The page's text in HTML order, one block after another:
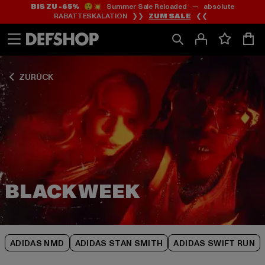
Zum
Inhalt
springen
Zum
Fußzeile
springen
BIS ZU -65%😲💥 Summer Sale Reloaded — absolute
RABATTESKALATION ❯❯ ZUM SALE ❮❮
ZURÜCK
ADIDAS NMD ADIDAS STAN SMITH ADIDAS SWIFT RUN
Zum
Produktraster
springen